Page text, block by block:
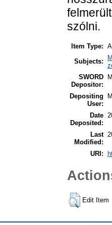
szólni.
Item Type:
Subjects:
SWORD
Depositor:
Depositing
User:
Date
Deposited:
Last
Modified:
URI:
Edit Item